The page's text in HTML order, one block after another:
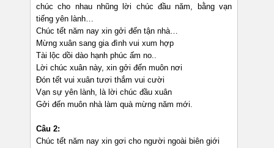
chúc cho nhau nhũng lời chúc đầu năm, bằng vạn
tiếng yên lành…
Chúc tết năm nay xin gởi đến tận nhà…
Mừng xuân sang gia đình vui xum hợp
Tài lộc dồi dào hạnh phúc ấm no..
Lời chúc xuân này, xin gởi đến muôn nơi
Đón tết vui xuân tươi thắm vui cười
Vạn sự yên lành, là lời chúc đầu xuân
Gởi đến muôn nhà làm quà mừng năm mới.
Câu 2:
Chúc tết năm nay xin gơi cho người ngoài biên giới